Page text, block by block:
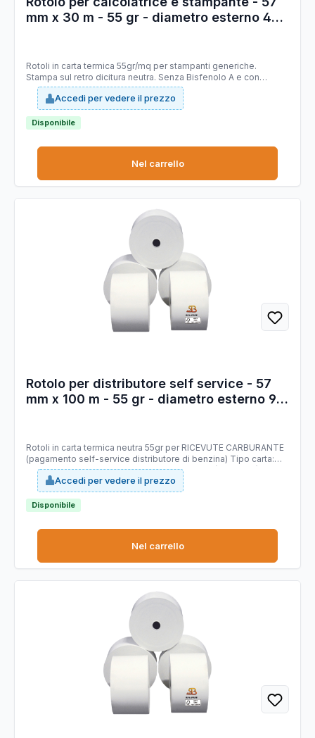
mm x 30 m - 55 gr - diametro esterno 49
pezzi
Rotoli in carta termica 55gr/mq per stampanti generiche.
Stampa sul retro dicitura neutra. Senza Bisfenolo A e con
stabilità immagine 10 anni. Carta Certificata FSC. Ideale per
dispositivi POS. Larghezza 57 mm. Lunghezza 30 mt. Diametro
esterno 49 mm. Anima 12 mm.
Accedi per vedere il prezzo
Disponibile
Nel carrello
Rotolo per distributore self service - 57
mm x 100 m - 55 gr - diametro esterno 90
Rotoli in carta termica neutra 55gr per RICEVUTE CARBURANTE
(pagamento self-service distributore di benzina) Tipo carta:
termica Mitsubishi P5046 priva di bisfenolo A (BPA FREE),
stabilità immagine 10 anni, certificata FSC. Larghezza 57 mm.
Lunghezza 100 mt (+/-1%). Diametro esterno rotolo 90 mm.
Anima 12 mm. Grammatura 55g/m2 (+/-3%).
Accedi per vedere il prezzo
Disponibile
Nel carrello